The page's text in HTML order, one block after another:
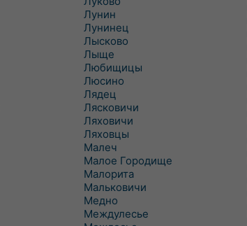
Лунин
Лунинец
Лысково
Лыще
Любищицы
Люсино
Лядец
Лясковичи
Ляховичи
Ляховцы
Малеч
Малое Городище
Малорита
Мальковичи
Медно
Междулесье